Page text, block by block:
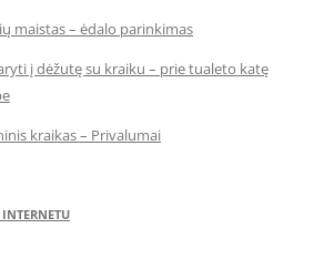
maistas – ėdalo parinkimas
į dėžutę su kraiku – prie tualeto katę
kraikas – Privalumai